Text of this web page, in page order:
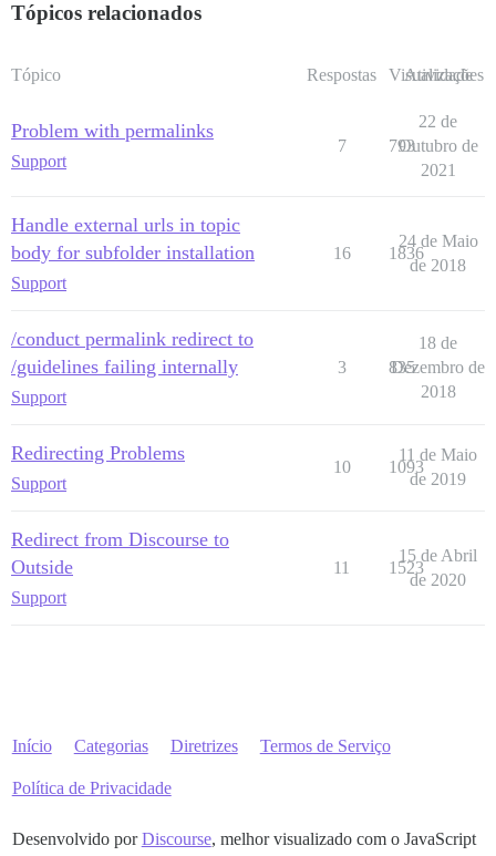
Tópicos relacionados
Tópico Respostas Visualizações
Atividade
Problem with permalinks
Support
7 793
22 de
Outubro de
2021
Handle external urls in topic
body for subfolder installation
Support
16 1836
24 de Maio
de 2018
/conduct permalink redirect to
/guidelines failing internally
Support
3 835
18 de
Dezembro de
2018
Redirecting Problems
Support
10 1093
11 de Maio
de 2019
Redirect from Discourse to
Outside
Support
11 1523
15 de Abril
de 2020
Início Categorias Diretrizes Termos de Serviço
Política de Privacidade
Desenvolvido porDiscourse, melhor visualizado com o JavaScript